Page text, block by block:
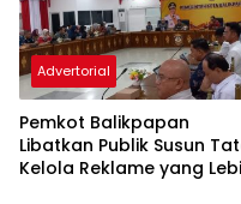
Advertorial
Pemkot Balikpapan
Libatkan Publik Susun
Kelola Reklame yang